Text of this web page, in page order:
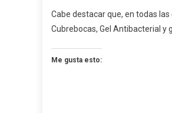
Cabe destacar que, en todas
Cubrebocas, Gel Antibacterial y
Me gusta esto: